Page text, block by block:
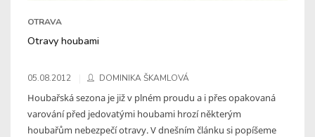
OTRAVA
Otravy houbami
05.08.2012 DOMINIKA ŠKAMLOVÁ
Houbařská sezona je již v plném proudu a i přes opakovaná
varování před jedovatými houbami hrozí některým
houbařům nebezpečí otravy. V dnešním článku si popíšeme